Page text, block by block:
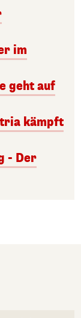
im
geht auf
kämpft
- Der